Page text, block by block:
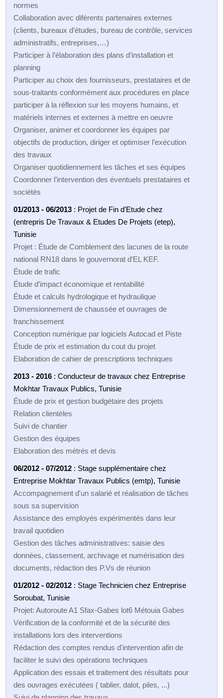
normes
Collaboration avec diférents partenaires externes
(clients, bureaux d’études, bureau de contrôle, services
administratifs, entreprises,…)
Participer à l’élaboration des plans d’installation et
planning
Participer au choix des fournisseurs, prestataires et de
sous-traitants conformément aux procédures en place
participer à la réflexion sur les moyens humains, et
matériels internes et externes à mettre en oeuvre
Organiser, animer et coordonner les équipes par
objectifs de production, diriger et optimiser l’exécution
des travaux
Organiser quotidiennement les tâches et ses équipes
Coordonner l’intervention des éventuels prestataires et
sociétés
01/2013 - 06/2013 : Projet de Fin d’Etude chez
(entrepris De Travaux & Etudes De Projets (etep),
Tunisie
Projet : Étude de Comblement des lacunes de la route
national RN18 dans le gouvernorat d’EL KEF.
Étude de trafic
Étude d’impact économique et rentabilité
Étude et calculs hydrologique et hydraulique
Dimensionnement de chaussée et ouvrages de
franchissement
Conception numérique par logiciels Autocad et Piste
Étude de prix et estimation du cout du projet
Elaboration de cahier de prescriptions techniques
2013 - 2016 : Conducteur de travaux chez Entreprise
Mokhtar Travaux Publics, Tunisie
Étude de prix et gestion budgétaire des projets
Relation clientèles
Suivi de chantier
Gestion des équipes
Elaboration des métrés et devis
06/2012 - 07/2012 : Stage supplémentaire chez
Entreprise Mokhtar Travaux Publics (emtp), Tunisie
Accompagnement d'un salarié et réalisation de tâches
sous sa supervision
Assistance des employés expérimentés dans leur
travail quotidien
Gestion des tâches administratives: saisie des
données, classement, archivage et numérisation des
documents, rédaction des P.Vs de réunion
01/2012 - 02/2012 : Stage Technicien chez Entreprise
Soroubat, Tunisie
Projet: Autoroute A1 Sfax-Gabes lot6 Métouia Gabes
Vérification de la conformité et de la sécurité des
installations lors des interventions
Rédaction des comptes rendus d'intervention afin de
faciliter le suivi des opérations techniques
Application des essais et traitement des résultats pour
des ouvrages exécutées ( tablier, dalot, piles, ...)